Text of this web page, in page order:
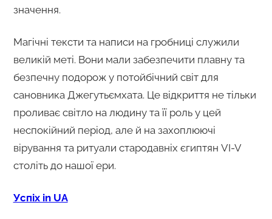
значення.
Магічні тексти та написи на гробниці служили
великій меті. Вони мали забезпечити плавну та
безпечну подорож у потойбічний світ для
сановника Джегутьємхата. Це відкриття не тільки
проливає світло на людину та її роль у цей
неспокійний період, але й на захоплюючі
вірування та ритуали стародавніх єгиптян VI-V
століть до нашої ери.
Успіх in UA